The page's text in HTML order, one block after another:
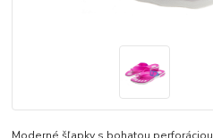
Moderné šľapky s bohatou